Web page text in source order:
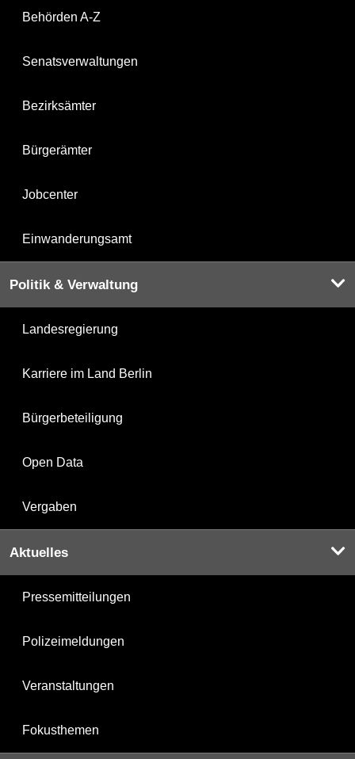
Behörden A-Z
Senatsverwaltungen
Bezirksämter
Bürgerämter
Jobcenter
Einwanderungsamt
Politik & Verwaltung
Landesregierung
Karriere im Land Berlin
Bürgerbeteiligung
Open Data
Vergaben
Aktuelles
Pressemitteilungen
Polizeimeldungen
Veranstaltungen
Fokusthemen